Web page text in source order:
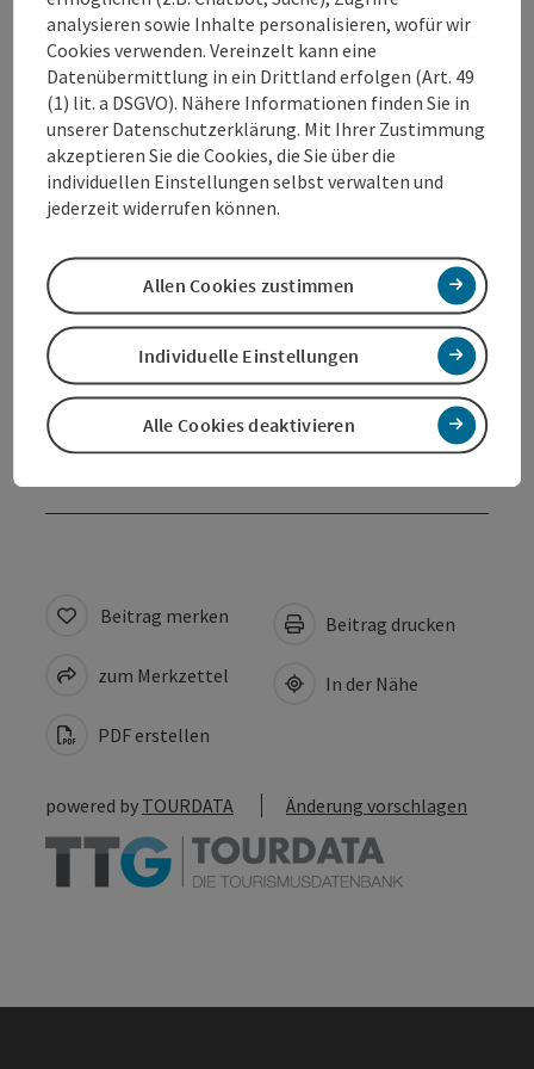
herzlich willkommen!
Kontakt
Öffnungszeiten
Anreise/Lage
Eignung
Beitrag merken
zum Merkzettel
PDF erstellen
Beitrag drucken
In der Nähe
powered by TOURDATA Änderung vorschlagen
analysieren sowie Inhalte personalisieren, wofür wir
Cookies verwenden. Vereinzelt kann eine
Datenübermittlung in ein Drittland erfolgen (Art. 49
(1) lit. a DSGVO). Nähere Informationen finden Sie in
unserer Datenschutzerklärung. Mit Ihrer Zustimmung
akzeptieren Sie die Cookies, die Sie über die
individuellen Einstellungen selbst verwalten und
jederzeit widerrufen können.
Alle Cookies deaktivieren
Individuelle Einstellungen
Allen Cookies zustimmen